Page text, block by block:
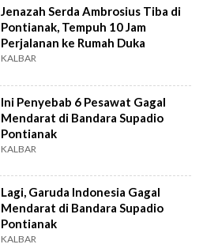
Jenazah Serda Ambrosius Tiba di
Pontianak, Tempuh 10 Jam
Perjalanan ke Rumah Duka
KALBAR
Ini Penyebab 6 Pesawat Gagal
Mendarat di Bandara Supadio
Pontianak
KALBAR
Lagi, Garuda Indonesia Gagal
Mendarat di Bandara Supadio
Pontianak
KALBAR